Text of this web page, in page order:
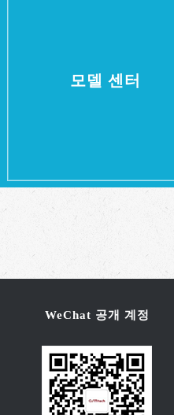
모델 센터
WeChat 공개 계정